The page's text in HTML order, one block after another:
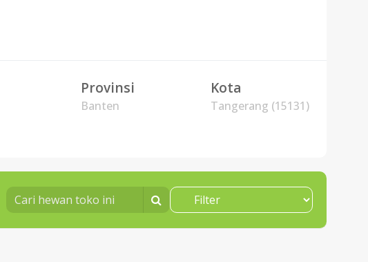
Provinsi
Banten
Kota
Tangerang (15131)